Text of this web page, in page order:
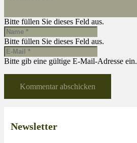
Bitte füllen Sie dieses Feld aus.
Bitte füllen Sie dieses Feld aus.
Bitte gib eine gültige E-Mail-Adresse ein.
Kommentar abschicken
Newsletter